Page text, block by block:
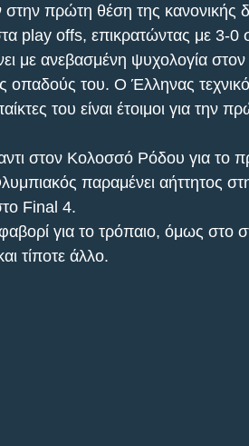
στην πρώτη θέση της κανονικής
play offs, επικρατώντας με 3-0
με ανεβασμένη ψυχολογία στον
οπαδούς του. Ο Έλληνας
του είναι έτοιμοι για την
στον Κολοσσό Ρόδου για το
παραμένει αήττητος
Final 4.
για το τρόπαιο, όμως στο
τίποτε άλλο.